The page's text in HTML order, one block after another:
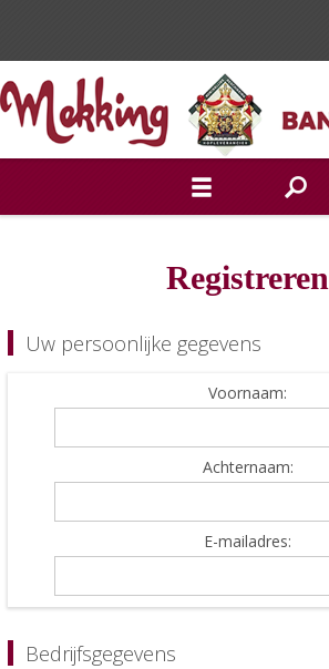
Registreren
Uw persoonlijke gegevens
Voornaam:
Achternaam:
E-mailadres:
Bedrijfsgegevens